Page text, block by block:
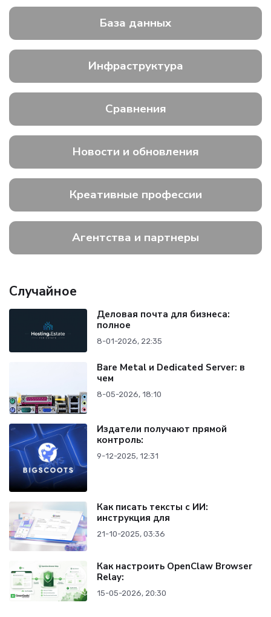
База данных
Инфраструктура
Сравнения
Новости и обновления
Креативные профессии
Агентства и партнеры
Случайное
Деловая почта для бизнеса:
полное
8-01-2026, 22:35
Bare Metal и Dedicated Server: в
чем
8-05-2026, 18:10
Издатели получают прямой
контроль:
9-12-2025, 12:31
Как писать тексты с ИИ:
инструкция для
21-10-2025, 03:36
Как настроить OpenClaw Browser
Relay:
15-05-2026, 20:30